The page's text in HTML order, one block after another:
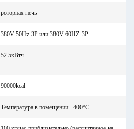
роторная печь
380V-50Hz-3P или 380V-60HZ-3P
52.5кВтч
90000kcal
Температура в помещении - 400°C